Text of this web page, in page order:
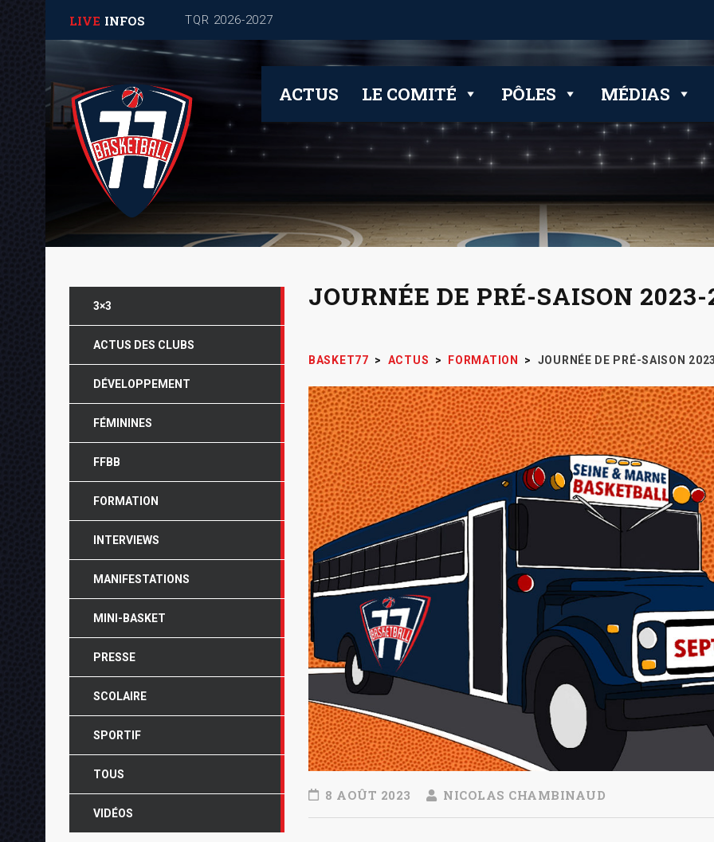
LIVE INFOS Journée de rentrée pour les clubs
ACTUS LE COMITÉ PÔLES MÉDIAS
JOURNÉE DE PRÉ-SAISON 2023-
BASKET77 > ACTUS > FORMATION > JOURNÉE DE PRÉ-SAISON
8 AOÛT 2023 NICOLAS CHAMBINAUD
3×3
ACTUS DES CLUBS
DÉVELOPPEMENT
FÉMININES
FFBB
FORMATION
INTERVIEWS
MANIFESTATIONS
MINI-BASKET
PRESSE
SCOLAIRE
SPORTIF
TOUS
VIDÉOS